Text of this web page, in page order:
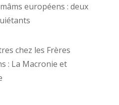
européens : deux
chez les Frères
: La Macronie et